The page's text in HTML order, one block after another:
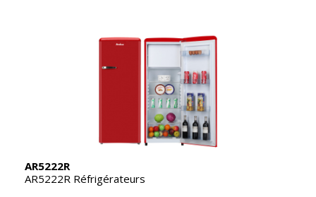
AR5222R
AR5222R Réfrigérateurs